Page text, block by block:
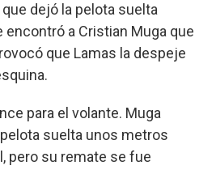
dejó la pelota suelta
encontró a Cristian Muga que
que Lamas la despeje
para el volante. Muga
suelta unos metros
pero su remate se fue